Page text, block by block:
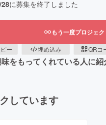
に募集を終了しました
もう一度プロジェ
ー 埋め込み QRコ
をもってくれている人に紹
しています